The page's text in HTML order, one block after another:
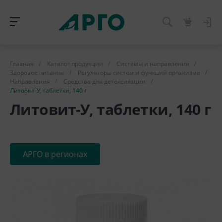
Главная / Каталог продукции / Системы и направления
/
Здоровое питание
/ Регуляторы систем и функций организма
/
Направления
/ Средства для детоксикации
/
Литовит-У, таблетки, 140 г
Литовит-У, таблетки, 140 г
АРГО в регионах